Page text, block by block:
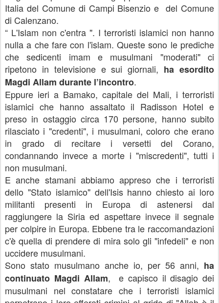
Italia del Comune di Campi Bisenzio e del Comune
di Calenzano.
“ L'Islam non c'entra ". I terroristi islamici non hanno
nulla a che fare con l'islam. Queste sono le prediche
che sedicenti imam e musulmani "moderati" ci
ripetono in televisione e sui giornali, ha esordito
Magdi Allam durante l’incontro.
Eppure ieri a Bamako, capitale del Mali, i terroristi
islamici che hanno assaltato il Radisson Hotel e
preso in ostaggio circa 170 persone, hanno subito
rilasciato i "credenti", i musulmani, coloro che erano
in grado di recitare i versetti del Corano,
condannando invece a morte i "miscredenti", tutti i
non musulmani.
E anche stamani abbiamo appreso che i terroristi
dello "Stato islamico" dell'Isis hanno chiesto ai loro
militanti presenti in Europa di astenersi dal
raggiungere la Siria ed aspettare invece il segnale
per colpire in Europa. Ebbene tra le raccomandazioni
c'è quella di prendere di mira solo gli "infedeli" e non
uccidere musulmani.
Sono stato musulmano anche io, per 56 anni, ha
continuato Magdi Allam, e capisco il disagio dei
musulmani nel constatare che i terroristi islamici